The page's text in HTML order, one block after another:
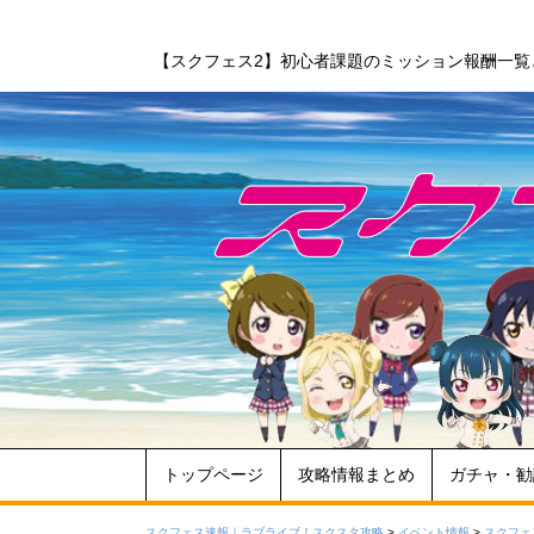
【スクフェス2】初心者課題のミッション報酬一
トップページ 攻略情報まとめ ガチャ・